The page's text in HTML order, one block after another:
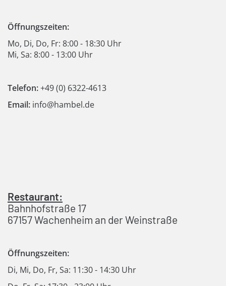
Öffnungszeiten:
Mo, Di, Do, Fr: 8:00 - 18:30 Uhr
Mi, Sa: 8:00 - 13:00 Uhr
Telefon:+49 (0) 6322-4613
Email: info@hambel.de
Restaurant:
Bahnhofstraße 17
67157 Wachenheim an der Weinstraße
Öffnungszeiten:
Di, Mi, Do, Fr, Sa: 11:30 - 14:30 Uhr